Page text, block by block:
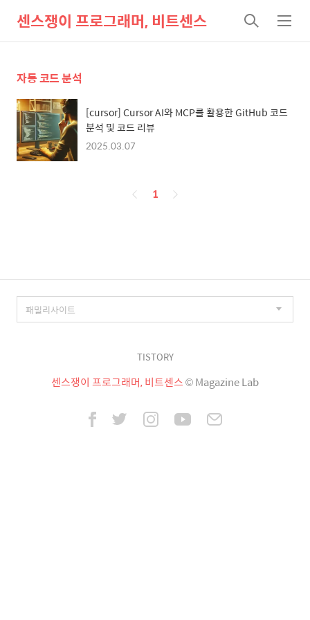
센스쟁이 프로그래머, 비트센스
검
색
메
뉴
자동 코드 분석
[cursor] Cursor AI와 MCP를 활용한 GitHub 코드
분석 및 코드 리뷰
2025.03.07
페
1
TISTORY
센스쟁이 프로그래머, 비트센스© Magazine Lab